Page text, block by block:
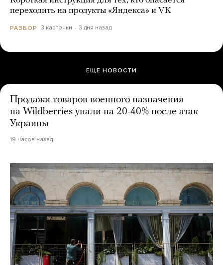
переходить на продукты «Яндекса» и VK
РАЗБОР 3 карточки 3 дня назад
ЕЩЕ НОВОСТИ
Продажи товаров военного назначения
на Wildberries упали на 20-40% после атак
Украины
19 часов назад